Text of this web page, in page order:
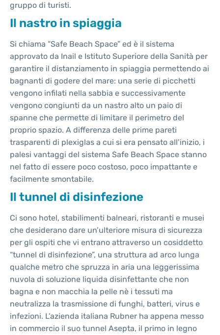
gruppo di turisti.
Il nastro in spiaggia
Si chiama “Safe Beach Space” ed è il sistema
approvato da Inail e Istituto Superiore della Sanità per
garantire il distanziamento in spiaggia permettendo ai
bagnanti di godere del mare: una serie di picchetti
vengono infilati nella sabbia e successivamente
vengono congiunti da un nastro alto un paio di
spanne che permette di limitare il perimetro del
proprio spazio. A differenza delle prime pareti
trasparenti di plexiglas a cui si era pensato all’inizio, i
palesi vantaggi del sistema Safe Beach Space stanno
nel fatto di essere poco costoso, poco impattante e
facilmente smontabile.
Il tunnel di disinfezione
Ci sono hotel, stabilimenti balneari, ristoranti e musei
che desiderano dare un’ulteriore misura di sicurezza
per gli ospiti che vi entrano attraverso un cosiddetto
“tunnel di disinfezione”, una struttura ad arco lunga
qualche metro che spruzza in aria una leggerissima
nuvola di soluzione liquida disinfettante che non
bagna e non macchia la pelle nè i tessuti ma
neutralizza la trasmissione di funghi, batteri, virus e
infezioni. L’azienda italiana Rubner ha appena messo
in commercio il suo tunnel Asepta, il primo in legno